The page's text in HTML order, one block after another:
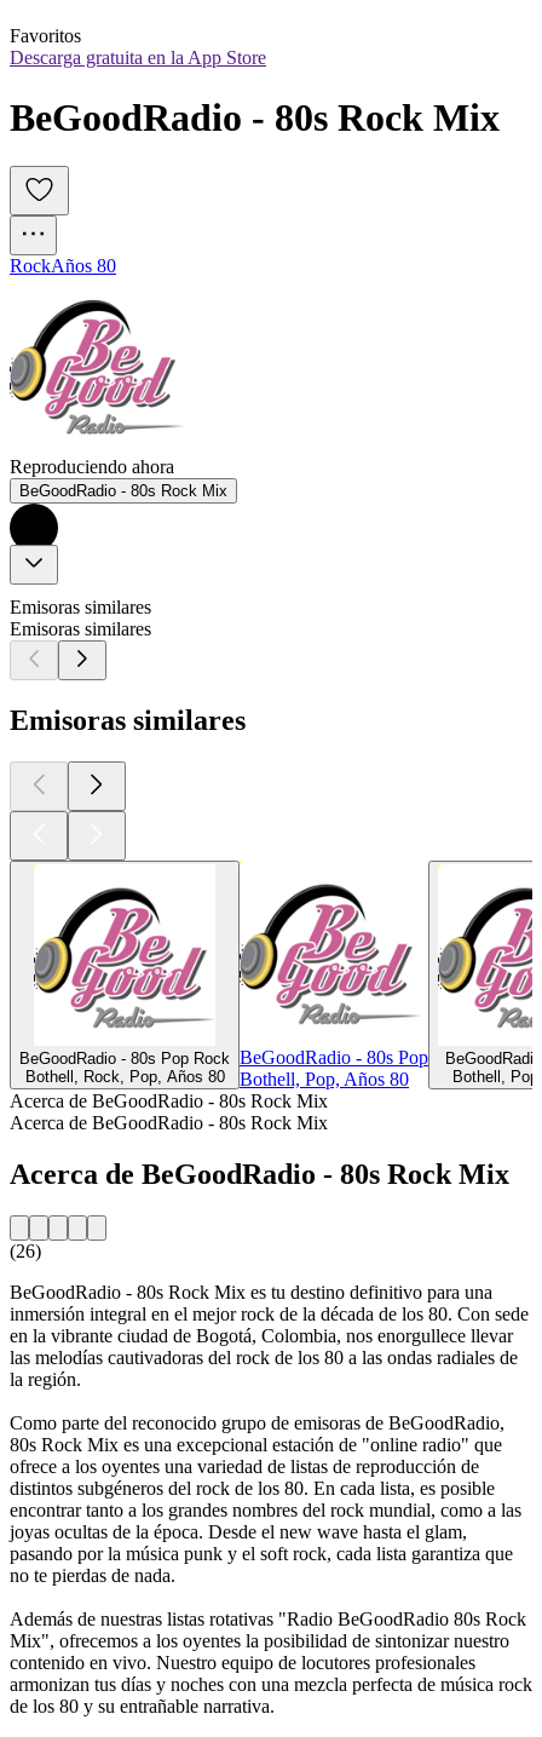
Favoritos
Descarga gratuita en la App Store
BeGoodRadio - 80s Rock Mix
RockAños 80
Reproduciendo ahora
BeGoodRadio - 80s Rock Mix
Emisoras similares
Emisoras similares
Emisoras similares
BeGoodRadio - 80s Pop Rock
Bothell, Rock, Pop, Años 80
BeGoodRadio - 80s Pop
Bothell, Pop, Años 80
Bothell,
Acerca de BeGoodRadio - 80s Rock Mix
Acerca de BeGoodRadio - 80s Rock Mix
Acerca de BeGoodRadio - 80s Rock Mix
(26)
BeGoodRadio - 80s Rock Mix es tu destino definitivo para una
inmersión integral en el mejor rock de la década de los 80. Con sede
en la vibrante ciudad de Bogotá, Colombia, nos enorgullece llevar
las melodías cautivadoras del rock de los 80 a las ondas radiales de
la región.
Como parte del reconocido grupo de emisoras de BeGoodRadio,
80s Rock Mix es una excepcional estación de "online radio" que
ofrece a los oyentes una variedad de listas de reproducción de
distintos subgéneros del rock de los 80. En cada lista, es posible
encontrar tanto a los grandes nombres del rock mundial, como a las
joyas ocultas de la época. Desde el new wave hasta el glam,
pasando por la música punk y el soft rock, cada lista garantiza que
no te pierdas de nada.
Además de nuestras listas rotativas "Radio BeGoodRadio 80s Rock
Mix", ofrecemos a los oyentes la posibilidad de sintonizar nuestro
contenido en vivo. Nuestro equipo de locutores profesionales
armonizan tus días y noches con una mezcla perfecta de música rock
de los 80 y su entrañable narrativa.